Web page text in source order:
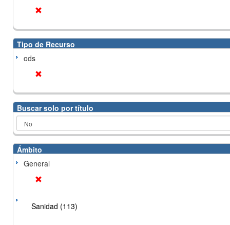
Tipo de Recurso
ods
Buscar solo por título
Ámbito
General
Sanidad (113)